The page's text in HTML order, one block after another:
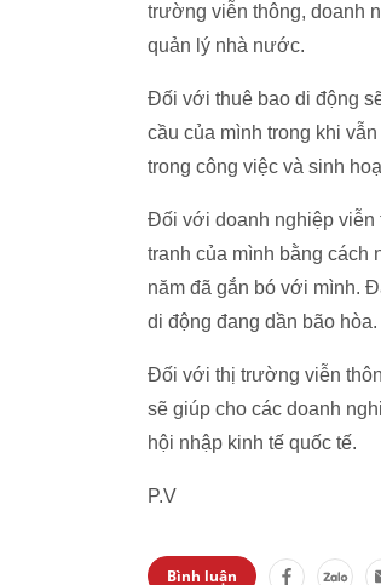
trường viễn thông, doanh
quản lý nhà nước.
Đối với thuê bao di động
cầu của mình trong khi
trong công việc và sinh
Đối với doanh nghiệp viễn
tranh của mình bằng cách
năm đã gắn bó với mình.
di động đang dần bão hòa.
Đối với thị trường viễn
sẽ giúp cho các doanh
hội nhập kinh tế quốc tế.
P.V
Bình luận